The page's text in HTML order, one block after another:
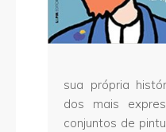
sua própria
dos mais
conjuntos de